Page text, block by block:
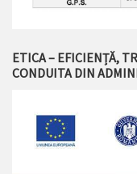
ETICA – EFICIENȚĂ,
CONDUITA DIN